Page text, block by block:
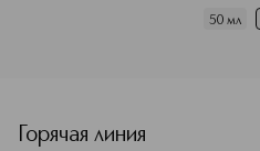
50 мл
Горячая линия